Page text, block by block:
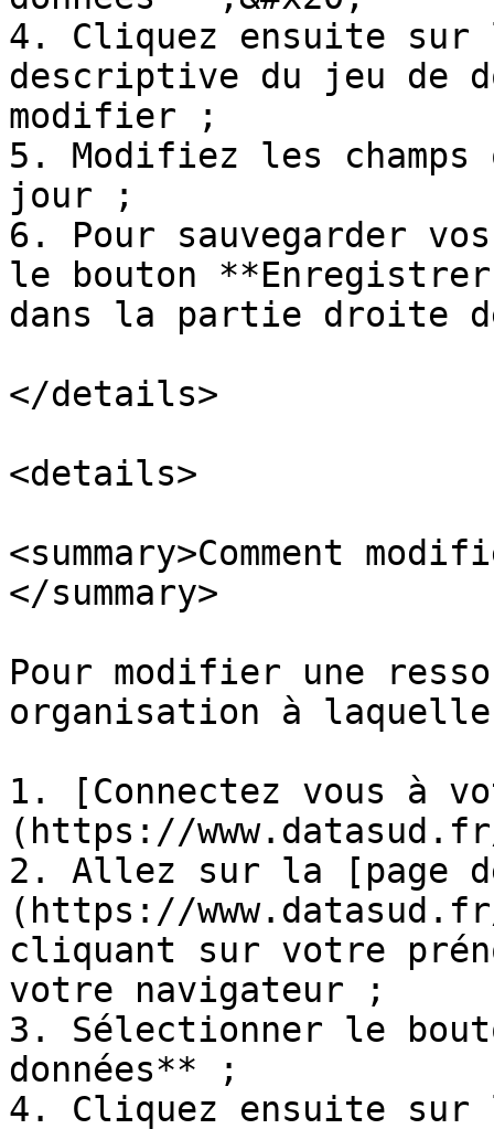
4. Cliquez ensuite
descriptive du jeu de
modifier ;
5. Modifiez les champs
jour ;
6. Pour sauvegarder
le bouton
dans la partie droite
</details>
<details>
<summary>Comment
</summary>
Pour modifier une
organisation à
1. [Connectez vous à
(https://
2. Allez sur la [page
(https://
cliquant sur votre
votre navigateur ;
3. Sélectionner le
données** ;
4. Cliquez ensuite